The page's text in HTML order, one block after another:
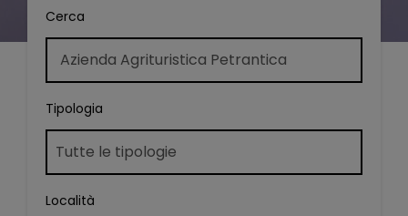
Cerca
Tipologia
Località